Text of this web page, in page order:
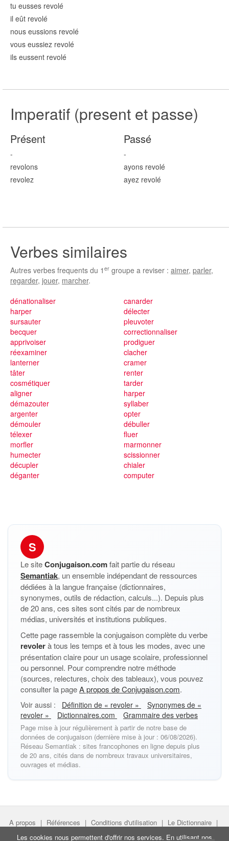
tu eusses revolé
il eût revolé
nous eussions revolé
vous eussiez revolé
ils eussent revolé
Imperatif (present et passe)
Présent
-
revolons
revolez
Passé
-
ayons revolé
ayez revolé
Verbes similaires
Autres verbes frequents du 1 er groupe a reviser : aimer, parler,
regarder, jouer, marcher.
dénationaliser
harper
sursauter
becquer
apprivoiser
réexaminer
lanterner
tâter
cosmétiquer
canarder
délecter
pleuvoter
correctionnaliser
prodiguer
clacher
cramer
renter
tarder
aligner
démazouter
argenter
démouler
télexer
morfler
humecter
décupler
déganter
harper
syllaber
opter
débuller
fluer
marmonner
scissionner
chialer
computer
S
Le siteConjugaison.comfait partie du réseau
Semantiak, un ensemble indépendant de ressources
dédiées à la langue française (dictionnaires,
synonymes, outils de rédaction, calculs...). Depuis plus
de 20 ans, ces sites sont cités par de nombreux
médias, universités et institutions publiques.
Cette page rassemble la conjugaison complète du verbe
revolerà tous les temps et à tous les modes, avec une
présentation claire pour un usage scolaire, professionnel
ou personnel. Pour comprendre notre méthode
(sources, relectures, choix des tableaux), vous pouvez
consulter la pageA propos de Conjugaison.com.
Voir aussi : Définition de « revoler »
Synonymes de «
revoler »
Dictionnaires.com Grammaire des verbes
Page mise à jour régulièrement à partir de notre base de
données de conjugaison (dernière mise à jour : 06/08/2026).
Réseau Semantiak : sites francophones en ligne depuis plus
de 20 ans, cités dans de nombreux travaux universitaires,
ouvrages et médias.
A propos | Références | Conditions d'utilisation | Le Dictionnaire |
Faire un lien | Liens utiles
Les cookies nous permettent d'offrir nos services. En utilisant nos